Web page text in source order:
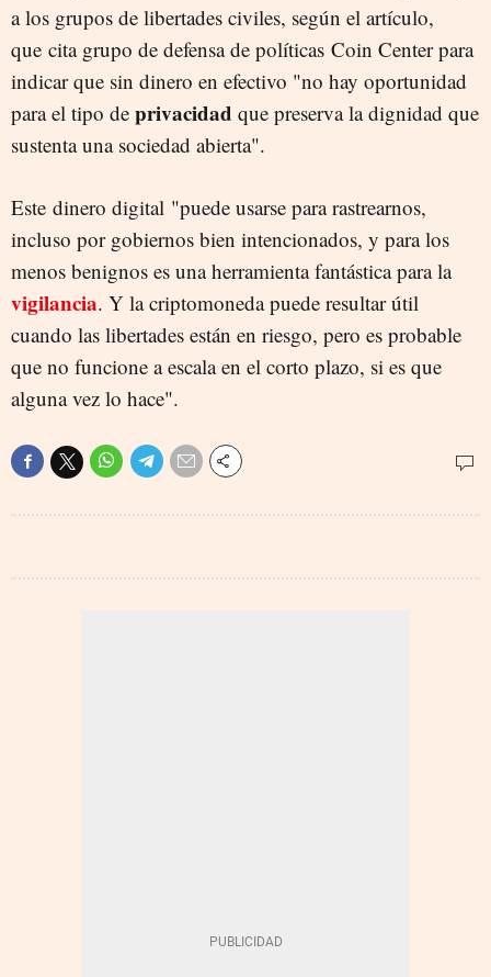
a los grupos de libertades civiles, según el artículo,
que cita grupo de defensa de políticas Coin Center para
indicar que sin dinero en efectivo "no hay oportunidad
para el tipo de privacidad que preserva la dignidad que
sustenta una sociedad abierta".
Este dinero digital "puede usarse para rastrearnos,
incluso por gobiernos bien intencionados, y para los
menos benignos es una herramienta fantástica para la
vigilancia. Y la criptomoneda puede resultar útil
cuando las libertades están en riesgo, pero es probable
que no funcione a escala en el corto plazo, si es que
alguna vez lo hace".